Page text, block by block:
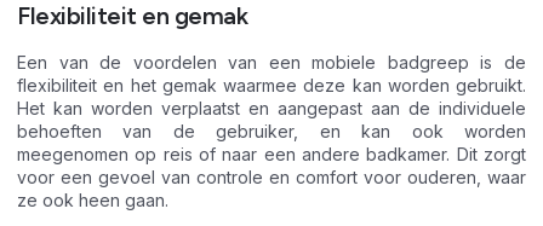
Flexibiliteit en gemak
Een van de voordelen van een mobiele badgreep is de
flexibiliteit en het gemak waarmee deze kan worden gebruikt.
Het kan worden verplaatst en aangepast aan de individuele
behoeften van de gebruiker, en kan ook worden
meegenomen op reis of naar een andere badkamer. Dit zorgt
voor een gevoel van controle en comfort voor ouderen, waar
ze ook heen gaan.